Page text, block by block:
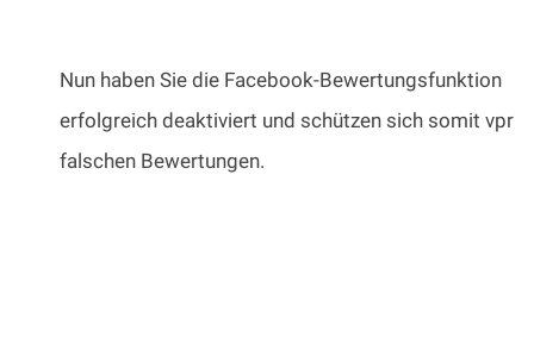
Nun haben Sie die Facebook-Bewertungsfunktion
erfolgreich deaktiviert und schützen sich somit vpr
falschen Bewertungen.